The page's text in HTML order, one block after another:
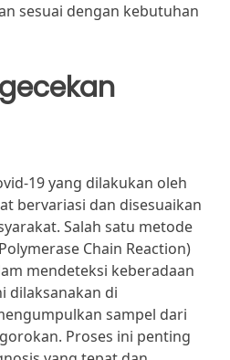
sesuai dengan kebutuhan
19 yang dilakukan oleh
bervariasi dan disesuaikan
Salah satu metode
Chain Reaction)
mendeteksi keberadaan
dilaksanakan di
sampel dari
Proses ini penting